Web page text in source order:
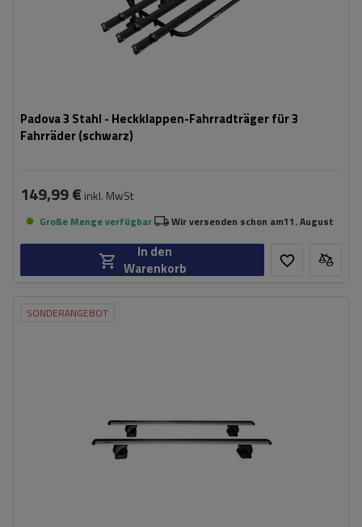
Padova 3 Stahl - Heckklappen-Fahrradträger für 3
Fahrräder (schwarz)
149,99 € inkl. MwSt
Große Menge verfügbar Wir versenden schon am11. August
In den
Warenkorb
SONDERANGEBOT